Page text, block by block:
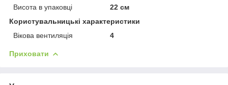
Висота в упаковці
22 см
Користувальницькі характеристики
Вікова вентиляція
4
Приховати